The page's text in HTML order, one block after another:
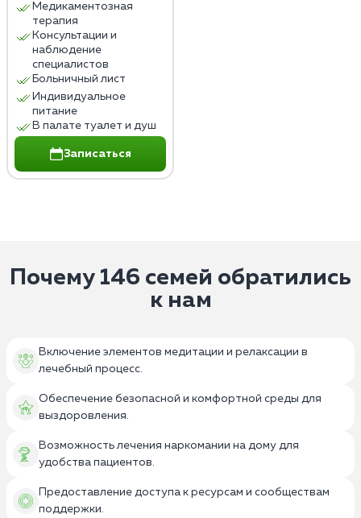
Медикаментозная
терапия
Консультации и
наблюдение
специалистов
Больничный лист
Индивидуальное
питание
В палате туалет и душ
Записаться
Почему 146 семей обратились
к нам
Включение элементов медитации и релаксации в
лечебный процесс.
Обеспечение безопасной и комфортной среды для
выздоровления.
Возможность лечения наркомании на дому для
удобства пациентов.
Предоставление доступа к ресурсам и сообществам
поддержки.